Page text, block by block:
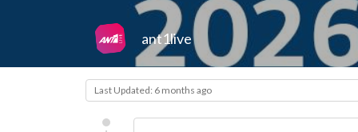
ant1live
Last Updated: 6 months ago